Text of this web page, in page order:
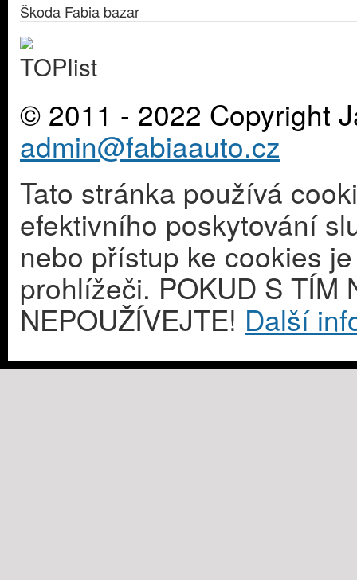
Škoda Fabia bazar
© 2011 - 2022 Copyright
admin@fabiaauto.cz
Tato stránka používá
efektivního poskytování
nebo přístup ke cookies
prohlížeči. POKUD S TÍM
NEPOUŽÍVEJTE! Další